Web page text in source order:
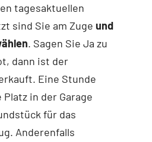
tagesaktuellen
sind Sie am Zuge und
. Sagen Sie Ja zu
dann ist der
Eine Stunde
in der Garage
für das
Anderenfalls